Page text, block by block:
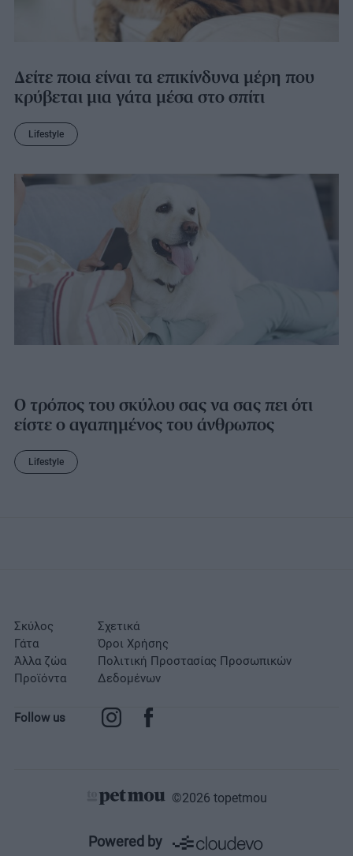
Δείτε ποια είναι τα επικίνδυνα μέρη που
κρύβεται μια γάτα μέσα στο σπίτι
Lifestyle
Ο τρόπος του σκύλου σας να σας πει ότι
είστε ο αγαπημένος του άνθρωπος
Lifestyle
Σκύλος
Γάτα
Άλλα ζώα
Προϊόντα
Σχετικά
Όροι Χρήσης
Πολιτική Προστασίας Προσωπικών
Δεδομένων
Follow us
©2026 topetmou
Powered by